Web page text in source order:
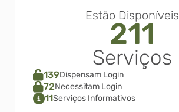
Estão Disponíveis
211
Serviços
139Dispensam Login
72Necessitam Login
11Serviços Informativos